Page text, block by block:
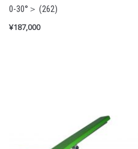
0-30°＞ (262)
¥187,000